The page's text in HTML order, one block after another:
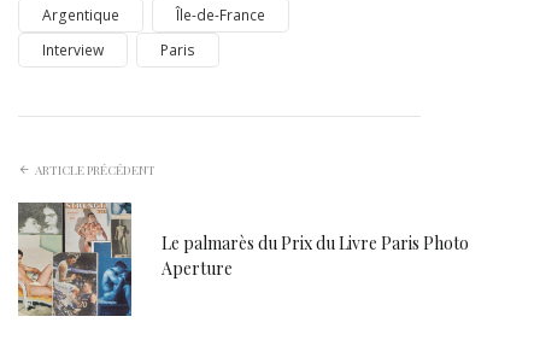
Argentique
Île-de-France
Interview
Paris
ARTICLE PRÉCÉDENT
Le palmarès du Prix du Livre Paris Photo
Aperture